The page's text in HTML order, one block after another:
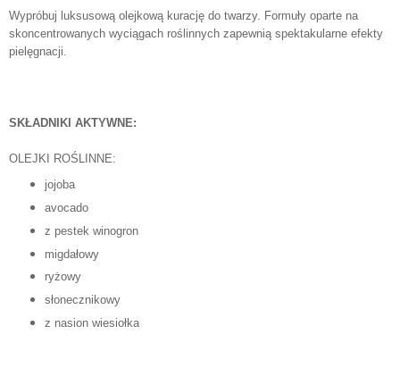
Wypróbuj luksusową olejkową kurację do twarzy. Formuły oparte na
skoncentrowanych wyciągach roślinnych zapewnią spektakularne efekty
pielęgnacji.
SKŁADNIKI AKTYWNE:
OLEJKI ROŚLINNE:
jojoba
avocado
z pestek winogron
migdałowy
ryżowy
słonecznikowy
z nasion wiesiołka